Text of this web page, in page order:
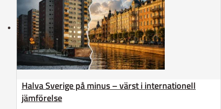
Halva Sverige på minus – värst i internationell
jämförelse